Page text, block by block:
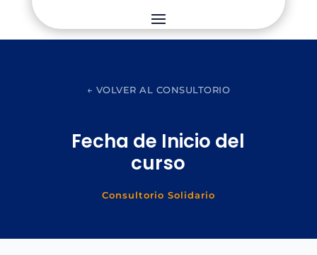
← VOLVER AL CONSULTORIO
Fecha de Inicio del
curso
Consultorio Solidario